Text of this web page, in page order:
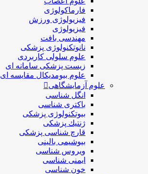
فارماکولوژی
فیزیولوژی ورزش
فیزیولوژی
مهندسی بافت
نانوتکنولوژی پزشکی
علوم سلولی کاربردی
زیست پزشکی سامانه ای
علوم بیومدیکال مقایسه ای
علوم آزمایشگاهی
انگل شناسی
باکتری شناسی
بیوتکنولوژی پزشکی
ژنتيك پزشکی
قارچ شناسی پزشكی
بیوشیمی بالینی
ویروس شناسی
ایمنی شناسی
خون شناسی